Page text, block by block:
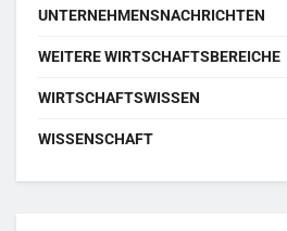
UNTERNEHMENSNACHRICHTEN
WEITERE WIRTSCHAFTSBEREICHE
WIRTSCHAFTSWISSEN
WISSENSCHAFT